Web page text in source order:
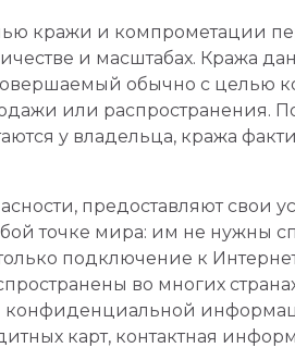
кражи и компрометации
и масштабах. Кража
обычно с целью
или распространения.
у владельца, кража
предоставляют свои
точке мира: им не нужны
подключение к
во многих
конфиденциальной
карт, контактная